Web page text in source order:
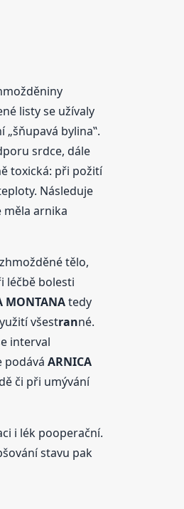
listy se užívaly
bylina‟.
srdce, dále
toxická: při požití
Následuje
měla arnika
tělo,
léčbě bolesti
MONTANAtedy
všestranné.
interval
podává ARNICA
či při umývání
i lék pooperační.
stavu pak